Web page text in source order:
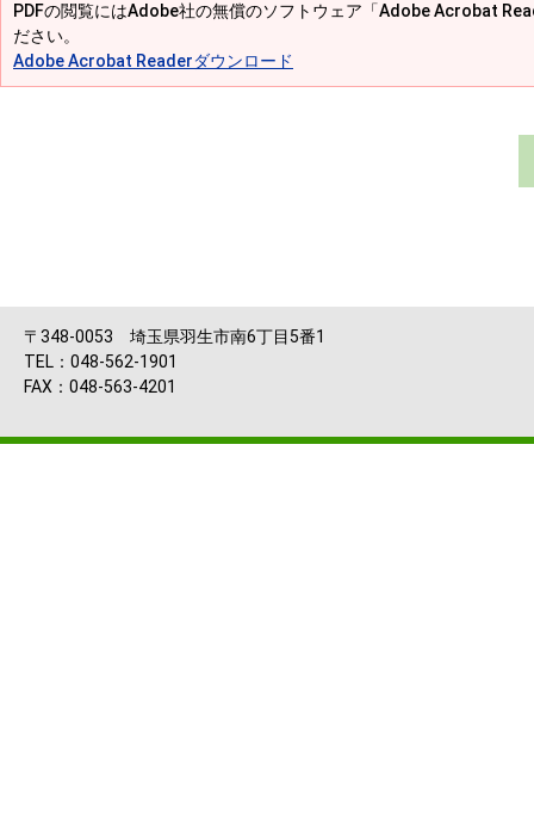
PDFの閲覧にはAdobe社の無償のソフトウェア「Adobe Acrobat
ださい。
Adobe Acrobat Readerダウンロード
〒348-0053 埼玉県羽生市南6丁目5番1
TEL：048-562-1901
FAX：048-563-4201